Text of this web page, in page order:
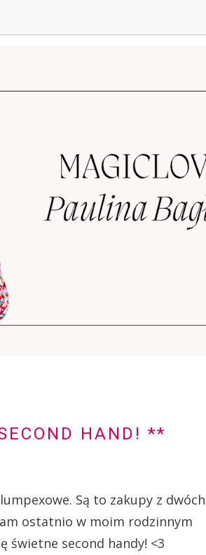
HAND! **
Są to zakupy z dwóch
ostatnio w moim rodzinnym
świetne second handy! <3